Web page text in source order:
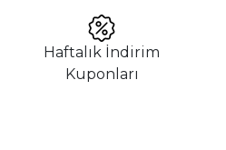
Haftalık İndirim
Kuponları